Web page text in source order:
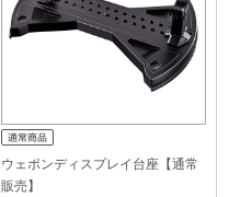
ウェポンディスプレイ台座【通常
販売】